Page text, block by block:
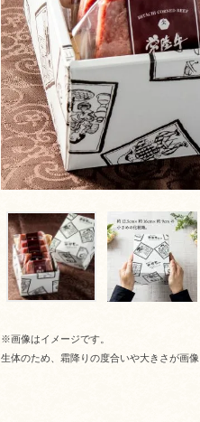
※画像はイメージです。
生体のため、霜降りの度合いや大きさが画